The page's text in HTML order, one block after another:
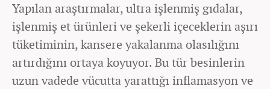
Yapılan araştırmalar, ultra işlenmiş gıdalar,
işlenmiş et ürünleri ve şekerli içeceklerin aşırı
tüketiminin, kansere yakalanma olasılığını
artırdığını ortaya koyuyor. Bu tür besinlerin
uzun vadede vücutta yarattığı inflamasyon ve